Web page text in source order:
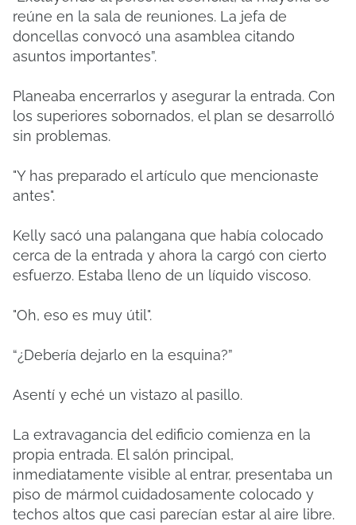
reúne en la sala de reuniones. La jefa de
doncellas convocó una asamblea citando
asuntos importantes”.
Planeaba encerrarlos y asegurar la entrada. Con
los superiores sobornados, el plan se desarrolló
sin problemas.
"Y has preparado el artículo que mencionaste
antes".
Kelly sacó una palangana que había colocado
cerca de la entrada y ahora la cargó con cierto
esfuerzo. Estaba lleno de un líquido viscoso.
"Oh, eso es muy útil".
“¿Debería dejarlo en la esquina?”
Asentí y eché un vistazo al pasillo.
La extravagancia del edificio comienza en la
propia entrada. El salón principal,
inmediatamente visible al entrar, presentaba un
piso de mármol cuidadosamente colocado y
techos altos que casi parecían estar al aire libre.